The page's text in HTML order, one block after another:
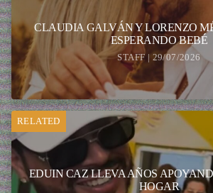
CLAUDIA GALVÁN Y LORENZO
ESPERANDO BEBÉ
STAFF | 29/07/2026
RELATED
EDUIN CAZ LLEVA AÑOS
HOGAR